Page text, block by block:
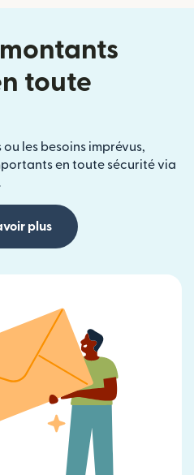
toute
les besoins imprévus,
en toute sécurité via
plus